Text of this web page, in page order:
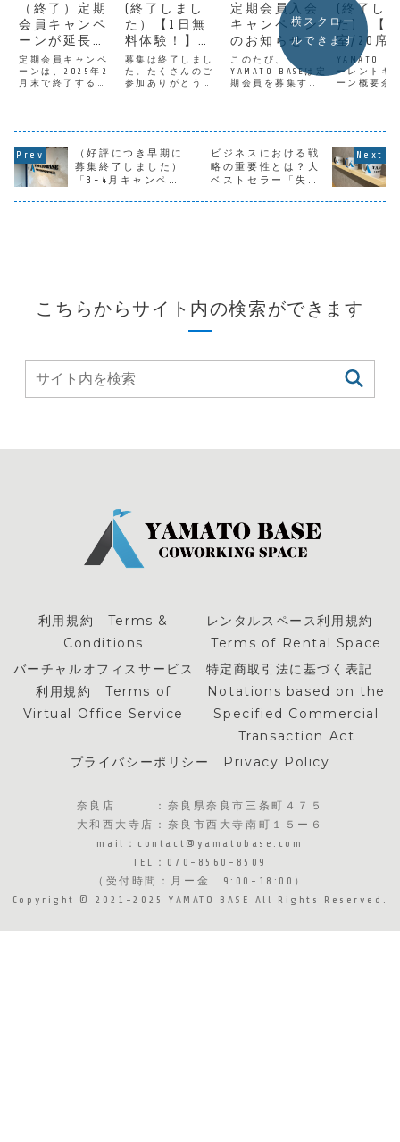
（終了）定期
会員キャンペ
ーンが延長に
なりました
定期会員キャンペ
ーンは、2025年2
月末で終了する予
日まで 対象プラ
ン：奈良
店 ・・・ビジネ
スプラン・デイタ
(終了しまし
た）【1日無
料体験！】
YAMATO BASE
を体験利用で
きる第2弾キ
募集は終了しまし
た。たくさんのご
参加ありがとうご
がオープンしまし
た。 YAMATO
BASE の詳細はこ
ちらからエントリ
定期会員入会
キャンペーン
のお知らせ
このたび、
YAMATO BASEは定
期会員を募集する
す。それは、新た
に設定した「ビジ
ネスプラン」で
す。奈良店同様、
(終了し
た) 【
室/20席
リーレン
ャンペー
ン-12/
YAMATO
ーレントキ
ーン概要奈
屋限定のレ
オフィス・
ルデスクフ
ントキャン
横スクロー
ルできます
（好評につき早期に
募集終了しました）
「3-4月キャンペー
ビジネスにおける戦
略の重要性とは？大
ベストセラー「失敗
こちらからサイト内の検索ができます
利用規約 Terms &
Conditions
レンタルスペース利用規約
Terms of Rental Space
バーチャルオフィスサービス
利用規約 Terms of
Virtual Office Service
特定商取引法に基づく表記
Notations based on the
Specified Commercial
Transaction Act
プライバシーポリシー Privacy Policy
奈良店 ：奈良県奈良市三条町４７５
大和西大寺店：奈良市西大寺南町１５ー６
​mail：contact@yamatobase.com
TEL：070-8560-8509
（受付時間：月ー金 9:00-18:00）
Copyright © 2021-2025 YAMATO BASE All Rights Reserved.